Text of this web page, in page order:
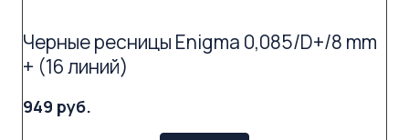
Черные ресницы Enigma 0,085/D+/8 mm
+ (16 линий)
949 руб.